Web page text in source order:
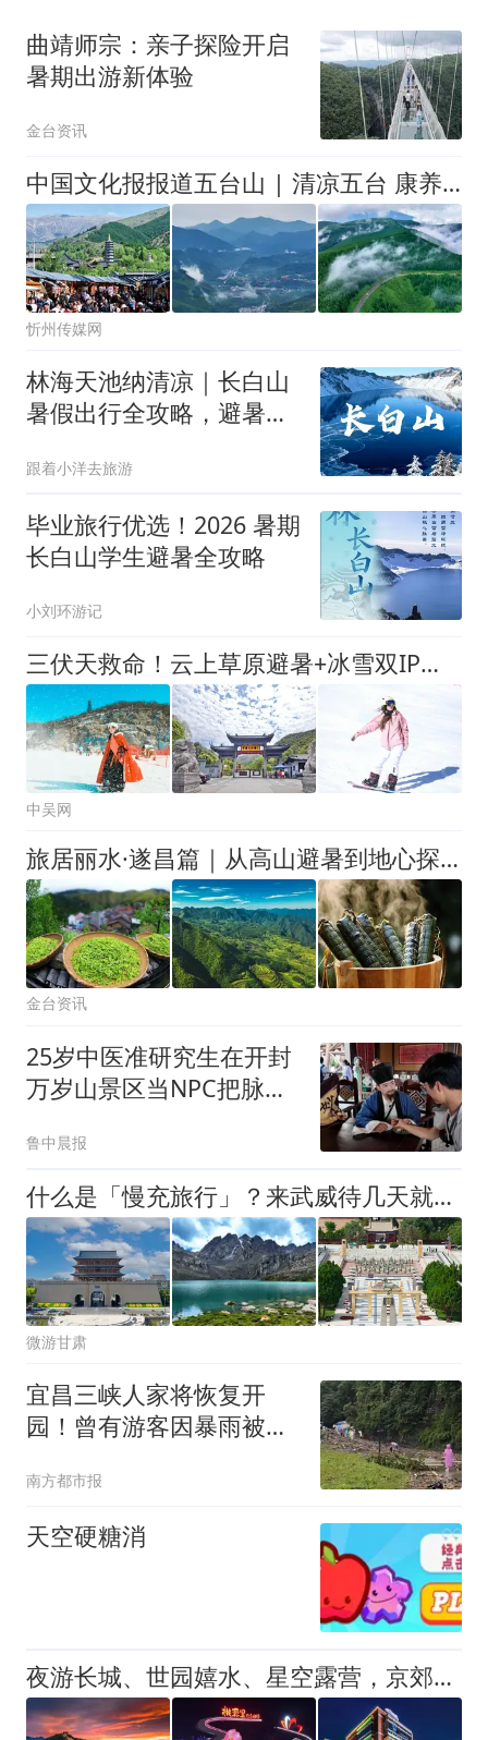
曲靖师宗：亲子探险开启
暑期出游新体验
金台资讯
中国文化报报道五台山 | 清凉五台 康养福地
忻州传媒网
林海天池纳清凉｜长白山
暑假出行全攻略，避暑深
跟着小洋去旅游
毕业旅行优选！2026 暑期
长白山学生避暑全攻略
小刘环游记
三伏天救命！云上草原避暑+冰雪双IP全季卡预售，买一得五限量抢
中吴网
旅居丽水·遂昌篇｜从高山避暑到地心探秘，遂昌旅居有“深度”
金台资讯
25岁中医准研究生在开封
万岁山景区当NPC把脉走
钟，让游客在不知不觉中
记住养生知识
鲁中晨报
什么是「慢充旅行」？来武威待几天就懂了
微游甘肃
宜昌三峡人家将恢复开
园！曾有游客因暴雨被
南方都市报
天空硬糖消
夜游长城、世园嬉水、星空露营，京郊夏夜“微度假”火了